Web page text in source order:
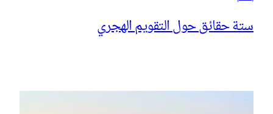
ستة حقائق حول التقويم الهجري